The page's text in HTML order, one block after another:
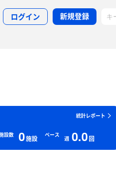
ログイン 新規登録
統計レポート
設数 0施設 ペース
週 0.0回